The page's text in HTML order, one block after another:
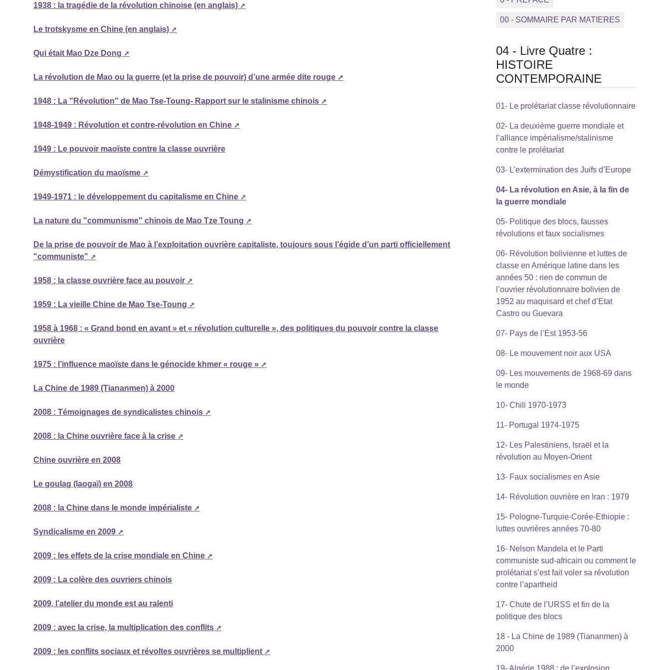
1938 : la tragédie de la révolution chinoise (en anglais)
Le trotskysme en Chine (en anglais)
Qui était Mao Dze Dong
La révolution de Mao ou la guerre (et la prise de pouvoir) d’une armée dite rouge
1948 : La "Révolution" de Mao Tse-Toung- Rapport sur le stalinisme chinois
1948-1949 : Révolution et contre-révolution en Chine
1949 : Le pouvoir maoïste contre la classe ouvrière
Démystification du maoïsme
1949-1971 : le développement du capitalisme en Chine
La nature du "communisme" chinois de Mao Tze Toung
De la prise de pouvoir de Mao à l’exploitation ouvrière capitaliste, toujours sous l’égide d’un parti officiellement
"communiste"
1958 : la classe ouvrière face au pouvoir
1959 : La vieille Chine de Mao Tse-Toung
1958 à 1968 : « Grand bond en avant » et « révolution culturelle », des politiques du pouvoir contre la classe
ouvrière
1975 : l’influence maoïste dans le génocide khmer « rouge »
La Chine de 1989 (Tiananmen) à 2000
2008 : Témoignages de syndicalistes chinois
2008 : la Chine ouvrière face à la crise
Chine ouvrière en 2008
Le goulag (laogaï) en 2008
2008 : la Chine dans le monde impérialiste
Syndicalisme en 2009
2009 : les effets de la crise mondiale en Chine
2009 : La colère des ouvriers chinois
2009, l’atelier du monde est au ralenti
2009 : avec la crise, la multiplication des conflits
2009 : les conflits sociaux et révoltes ouvrières se multiplient
00 - SOMMAIRE PAR MATIERES
04 - Livre Quatre :
HISTOIRE
CONTEMPORAINE
01- Le prolétariat classe révolutionnaire
02- La deuxième guerre mondiale et
l’alliance impérialisme/stalinisme
contre le prolétariat
03- L’extermination des Juifs d’Europe
04- La révolution en Asie, à la fin de
la guerre mondiale
05- Politique des blocs, fausses
révolutions et faux socialismes
06- Révolution bolivienne et luttes de
classe en Amérique latine dans les
années 50 : rien de commun de
l’ouvrier révolutionnaire bolivien de
1952 au maquisard et chef d’Etat
Castro ou Guevara
07- Pays de l’Est 1953-56
08- Le mouvement noir aux USA
09- Les mouvements de 1968-69 dans
le monde
10- Chili 1970-1973
11- Portugal 1974-1975
12- Les Palestiniens, Israël et la
révolution au Moyen-Orient
13- Faux socialismes en Asie
14- Révolution ouvrière en Iran : 1979
15- Pologne-Turquie-Corée-Ethiopie :
luttes ouvrières années 70-80
16- Nelson Mandela et le Parti
communiste sud-africain ou comment le
prolétariat s’est fait voler sa révolution
contre l’apartheid
17- Chute de l’URSS et fin de la
politique des blocs
18 - La Chine de 1989 (Tiananmen) à
2000